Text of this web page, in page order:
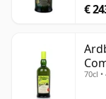
€
70cl •